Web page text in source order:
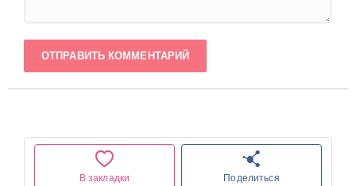
ОТПРАВИТЬ КОММЕНТАРИЙ
В закладки Поделиться